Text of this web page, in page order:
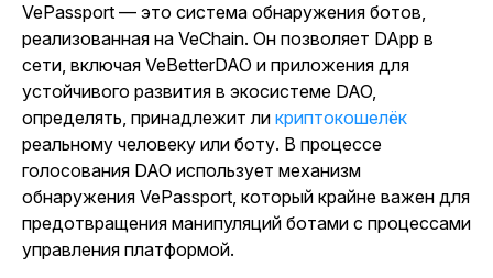
VePassport — это система обнаружения ботов,
реализованная на VeChain. Он позволяет DApp в
сети, включая VeBetterDAO и приложения для
устойчивого развития в экосистеме DAO,
определять, принадлежит ли криптокошелёк
реальному человеку или боту. В процессе
голосования DAO использует механизм
обнаружения VePassport, который крайне важен для
предотвращения манипуляций ботами с процессами
управления платформой.